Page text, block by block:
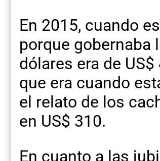
En 2015, cuando
porque gobernaba
dólares era de
que era cuando
el relato de los
en US$ 310.
En cuanto a las